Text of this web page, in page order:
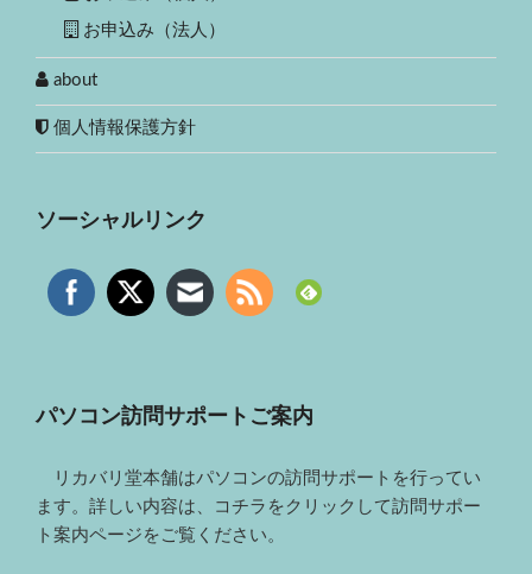
お申込み（法人）
about
個人情報保護方針
ソーシャルリンク
パソコン訪問サポートご案内
リカバリ堂本舗はパソコンの訪問サポートを行ってい
ます。詳しい内容は、コチラをクリックして訪問サポー
ト案内ページをご覧ください。